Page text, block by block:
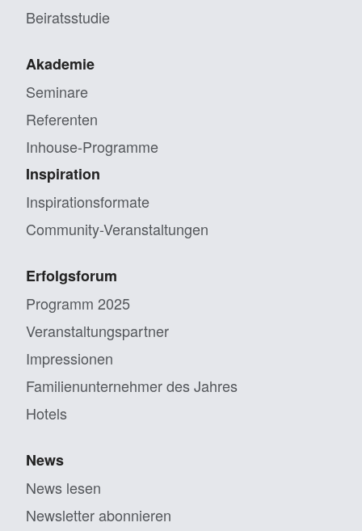
Beiratsstudie
Akademie
Seminare
Referenten
Inhouse-Programme
Inspiration
Inspirationsformate
Community-Veranstaltungen
Erfolgsforum
Programm 2025
Veranstaltungs­partner
Impressionen
Familien­unternehmer des Jahres
Hotels
News
News lesen
Newsletter abonnieren